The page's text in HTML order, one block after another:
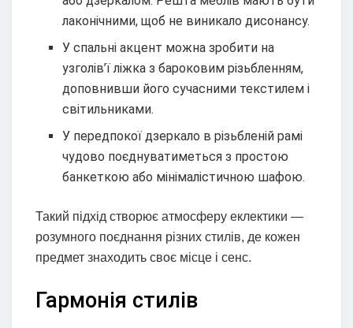
лаконічними, щоб не виникало дисонансу.
У спальні акцент можна зробити на
узголів’ї ліжка з бароковим різьбленням,
доповнивши його сучасними текстилем і
світильниками.
У передпокої дзеркало в різьбленій рамі
чудово поєднуватиметься з простою
банкеткою або мінімалістичною шафою.
Такий підхід створює атмосферу еклектики —
розумного поєднання різних стилів, де кожен
предмет знаходить своє місце і сенс.
Гармонія стилів